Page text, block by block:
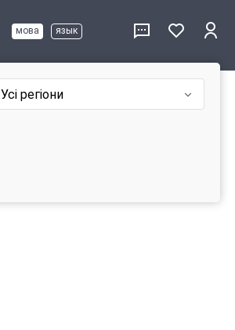
мова язык
Усі регіони